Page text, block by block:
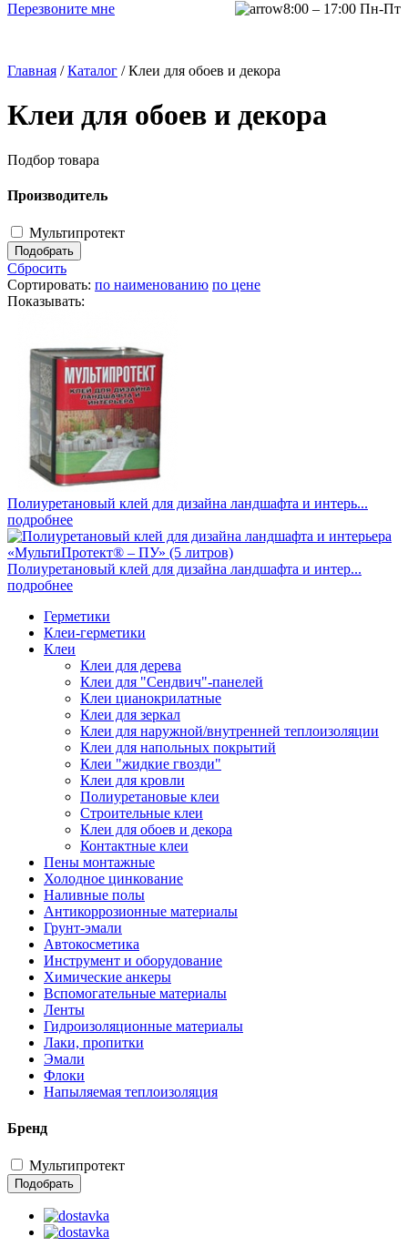
8:00 – 17:00 Пн-Пт
Перезвоните мне
Главная / Каталог /Клеи для обоев и декора
Клеи для обоев и декора
Подбор товара
Производитель
Мультипротект
Сбросить
Сортировать: по наименованию по цене
Показывать:
Полиуретановый клей для дизайна ландшафта и интерь...
подробнее
Полиуретановый клей для дизайна ландшафта и интер...
подробнее
Герметики
Клеи-герметики
Клеи
Клеи для дерева
Клеи для "Сендвич"-панелей
Клеи цианокрилатные
Клеи для зеркал
Клеи для наружной/внутренней теплоизоляции
Клеи для напольных покрытий
Клеи "жидкие гвозди"
Клеи для кровли
Полиуретановые клеи
Строительные клеи
Клеи для обоев и декора
Контактные клеи
Пены монтажные
Холодное цинкование
Наливные полы
Антикоррозионные материалы
Грунт-эмали
Автокосметика
Инструмент и оборудование
Химические анкеры
Вспомогательные материалы
Ленты
Гидроизоляционные материалы
Лаки, пропитки
Эмали
Флоки
Напыляемая теплоизоляция
Бренд
Мультипротект